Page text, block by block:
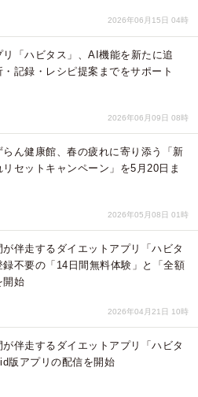
2026年06月15日 04時
「ハビタス」、AI機能を新たに追
記録・レシピ提案までをサポート
2026年06月09日 08時
ん健康館、春の疲れに寄り添う「新
セットキャンペーン」を5月20日ま
2026年05月08日 01時
が伴走するダイエットアプリ「ハビタ
録不要の「14日間無料体験」と「全額
開始
2026年04月21日 10時
が伴走するダイエットアプリ「ハビタ
版アプリの配信を開始